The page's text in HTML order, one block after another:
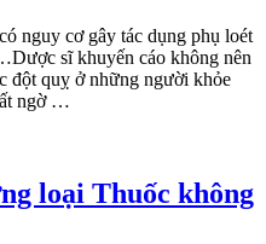
nguy cơ gây tác dụng phụ loét
sĩ khuyến cáo không nên
đột quỵ ở những người khỏe
ngờ …
loại Thuốc không